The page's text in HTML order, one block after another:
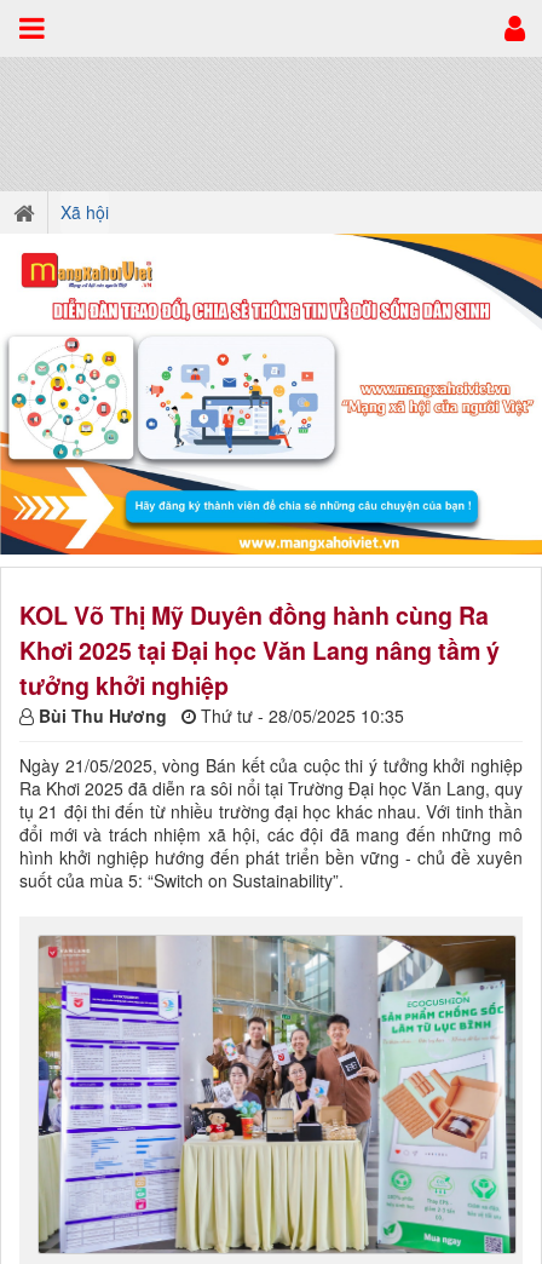
Xã hội
KOL Võ Thị Mỹ Duyên đồng hành cùng Ra
Khơi 2025 tại Đại học Văn Lang nâng tầm ý
tưởng khởi nghiệp
Bùi Thu Hương Thứ tư - 28/05/2025 10:35
Ngày 21/05/2025, vòng Bán kết của cuộc thi ý tưởng khởi nghiệp
Ra Khơi 2025 đã diễn ra sôi nổi tại Trường Đại học Văn Lang, quy
tụ 21 đội thi đến từ nhiều trường đại học khác nhau. Với tinh thần
đổi mới và trách nhiệm xã hội, các đội đã mang đến những mô
hình khởi nghiệp hướng đến phát triển bền vững - chủ đề xuyên
suốt của mùa 5: “Switch on Sustainability”.